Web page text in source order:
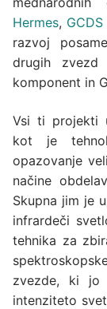
Hermes, GCDS
razvoj
drugih zvezd
komponent in
Vsi ti projekti
kot je
opazovanje
načine
Skupna jim je
infrardeči
tehnika za
zvezde, ki jo
intenziteto